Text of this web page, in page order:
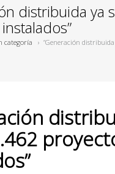
distribuida ya
categoría › “Generación